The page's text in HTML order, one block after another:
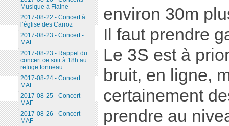
environ 30m
Il faut prendre
Le 3S est à
bruit, en ligne,
certainement
prendre au
Musique à Flaine
2017-08-22 - Concert à
l’église des Carroz
2017-08-23 - Concert -
MAF
2017-08-23 - Rappel du
concert ce soir à 18h au
refuge tonneau
2017-08-24 - Concert
MAF
2017-08-25 - Concert
MAF
2017-08-26 - Concert
MAF